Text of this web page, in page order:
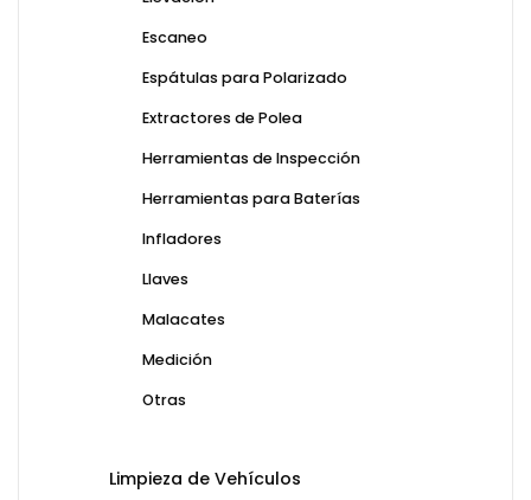
Escaneo
Espátulas para Polarizado
Extractores de Polea
Herramientas de Inspección
Herramientas para Baterías
Infladores
Llaves
Malacates
Medición
Otras
Limpieza de Vehículos